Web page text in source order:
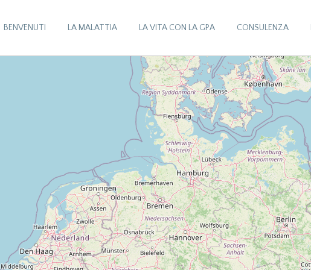
BENVENUTI LA MALATTIA LA VITA CON LA GPA CONSULENZA